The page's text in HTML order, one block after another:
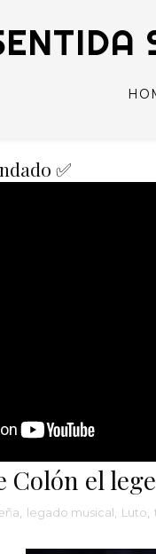
✅
Colón el
legado musical Luto